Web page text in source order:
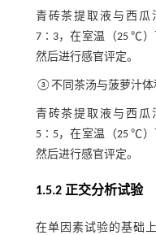
青砖茶提取液与西
7∶3，在室温（25 ℃）
然后进行感官评定。
③不同茶汤与菠萝汁体
青砖茶提取液与西
5∶5，在室温（25 ℃）
然后进行感官评定。
1.5.2 正交分析试验
在单因素试验的基础